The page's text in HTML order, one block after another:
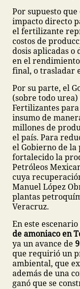
Por supuesto
impacto directo
el fertilizante
costos de
dosis aplicadas
en el
final, o trasladar
Por su parte, el
(sobre todo
Fertilizantes
insumo de
millones de
el país. Para
el Gobierno de
fortalecido la
Petróleos
cuya
Manuel López
plantas
Veracruz.
En este
de amoniaco en
ya un avance de
que requirió un
ambiental, que
además de una
ganó que se